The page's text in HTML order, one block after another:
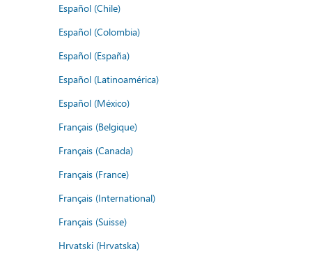
Español (Chile)
Español (Colombia)
Español (España)
Español (Latinoamérica)
Español (México)
Français (Belgique)
Français (Canada)
Français (France)
Français (International)
Français (Suisse)
Hrvatski (Hrvatska)